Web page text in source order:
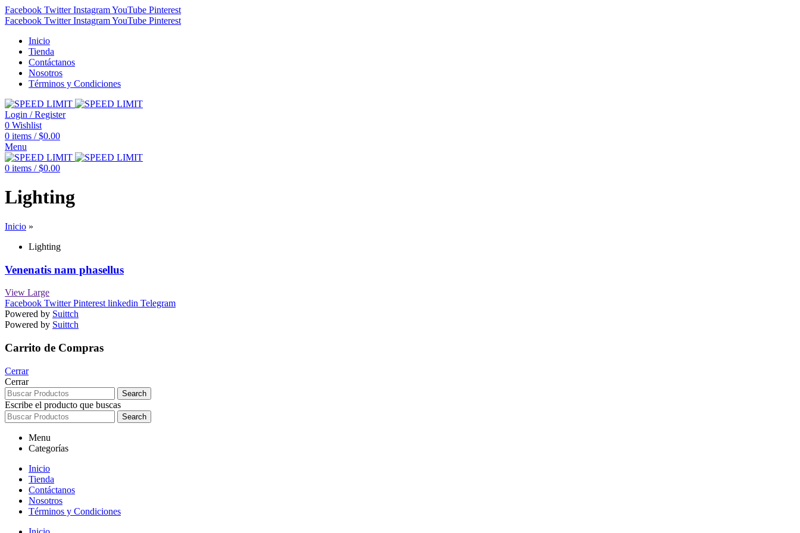
Facebook Twitter InstagramYouTube Pinterest
Facebook Twitter InstagramYouTube Pinterest
Inicio
Tienda
Contáctanos
Nosotros
Términos y Condiciones
Login / Register
0 Wishlist
0 items / $0.00
Menu
0 items / $0.00
Lighting
Inicio »
Lighting
Venenatis nam phasellus
View Large
Facebook Twitter Pinterest linkedin Telegram
Powered by Suittch
Powered by Suittch
Carrito de Compras
Cerrar
Cerrar
Search
Escribe el producto que buscas
Search
Menu
Categorías
Inicio
Tienda
Contáctanos
Nosotros
Términos y Condiciones